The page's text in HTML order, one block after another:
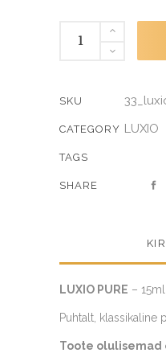
SKU
CATEGORY LUXIO
TAGS
SHARE
LUXIO PURE –
Puhtalt, klassikaline
Toote olulisemad